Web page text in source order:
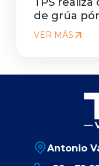
de grúa
VER MÁS
Antonio